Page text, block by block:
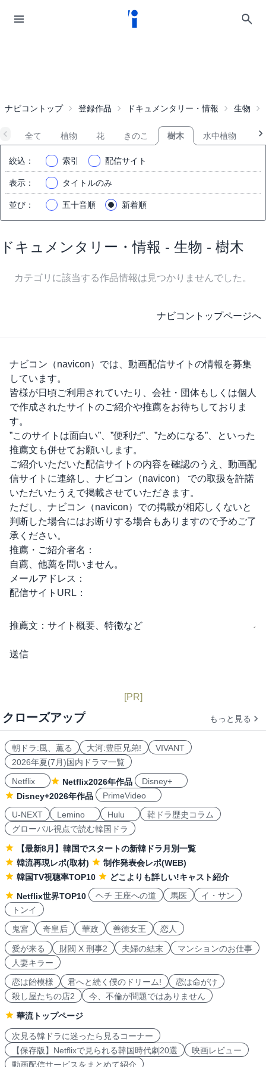
ナビコントップ 登録作品 ドキュメンタリー・情報 生物
全て 植物 花 きのこ 樹木 水中植物
絞込 ： 索引 配信サイト
表示 ： タイトルのみ
並び ： 五十音順 新着順
ドキュメンタリー・情報 - 生物 - 樹木
カテゴリに該当する作品情報は見つかりませんでした。
ナビコントップページへ
ナビコン（navicon） では、動画配信サイトの情報を募集
しています。
皆様が日頃ご利用されていたり、会社・団体もしくは個人
で作成されたサイトのご紹介や推薦をお待ちしておりま
す。
”このサイトは面白い”、”便利だ”、”ためになる”、といった
推薦文も併せてお願いします。
ご紹介いただいた配信サイトの内容を確認のうえ、動画配
信サイトに連絡し、 ナビコン（navicon）
での取扱を許諾
いただいたうえで掲載させていただきます。
ただし、 ナビコン（navicon） での掲載が相応しくないと
判断した場合にはお断りする場合もありますので予めご了
承ください。
推薦・ご紹介者名：
自薦、他薦を問いません。
メールアドレス：
配信サイトURL：
推薦文： サイト概要、特徴など
[PR]
クローズアップ もっと見る
朝ドラ:風、薫る 大河:豊臣兄弟!
VIVANT
2026年夏(7月)国内ドラマ一覧
Netflix
Netflix2026年作品
Disney+
Disney+2026年作品
PrimeVideo
U-NEXT
Lemino Hulu
韓ドラ歴史コラム
グローバル視点で読む韓国ドラ
【最新8月】韓国でスタートの新韓ドラ月別一覧
韓流再現レポ(取材)
制作発表会レポ(WEB)
韓国TV視聴率TOP10
どこよりも詳しい!キャスト紹介
Netflix世界TOP10
ヘチ 王座への道 馬医
イ・サン
トンイ
鬼宮
奇皇后 華政 善徳女王 恋人
愛が来る 財閥 X 刑事2 夫婦の結末
マンションのお仕事
人妻キラー
恋は飴模様
君へと続く僕のドリーム!
恋は命がけ
殺し屋たちの店2
今、不倫が問題ではありません
華流トップページ
次見る韓ドラに迷ったら見るコーナー
【保存版】Netflixで見られる韓国時代劇20選
映画レビュー
動画配信サービスをまとめて紹介